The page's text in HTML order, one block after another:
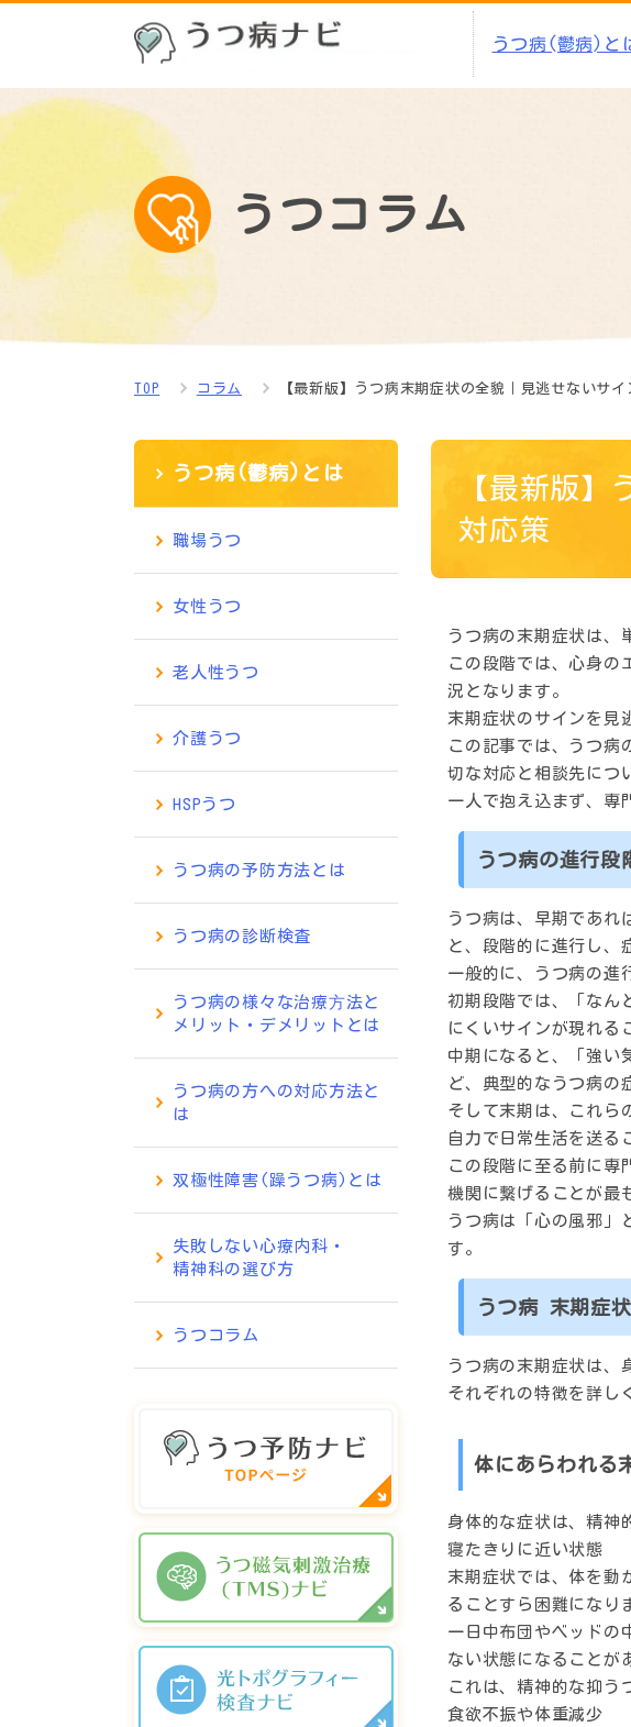
うつ病(鬱病)と
うつコラム
TOP コラム 【最新版】うつ病末期症状の全貌｜見逃せないサ
【最新版
対応策
うつ病の末期症状は、
この段階では、心身の
況となります。
末期症状のサインを見
この記事では、うつ病
切な対応と相談先につ
一人で抱え込まず、専
うつ病の進行段
うつ病は、早期であれ
と、段階的に進行し、
一般的に、うつ病の進
初期段階では、「なん
にくいサインが現れる
中期になると、「強い
ど、典型的なうつ病の
そして末期は、これら
自力で日常生活を送る
この段階に至る前に専
機関に繋げることが最
うつ病は「心の風邪」
す。
うつ病 末期症
うつ病の末期症状は、
それぞれの特徴を詳し
体にあらわれる
身体的な症状は、精神
寝たきりに近い状態
末期症状では、体を動
ることすら困難になり
一日中布団やベッドの
ない状態になることが
これは、精神的な抑う
食欲不振や体重減少
うつ病(鬱病)とは
職場うつ
女性うつ
老人性うつ
介護うつ
HSPうつ
うつ病の予防方法とは
うつ病の診断検査
うつ病の様々な治療⽅法と
メリット・デメリットとは
うつ病の方への対応方法と
は
双極性障害(躁うつ病)とは
失敗しない心療内科・
精神科の選び方
うつコラム